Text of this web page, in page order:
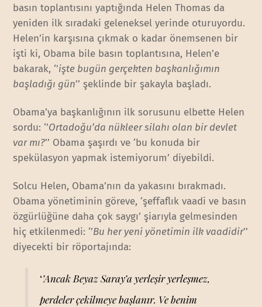
basın toplantısını yaptığında Helen Thomas da
yeniden ilk sıradaki geleneksel yerinde oturuyordu.
Helen’in karşısına çıkmak o kadar önemsenen bir
işti ki, Obama bile basın toplantısına, Helen’e
bakarak, ‘’işte bugün gerçekten başkanlığımın
başladığı gün’’ şeklinde bir şakayla başladı.
Obama’ya başkanlığının ilk sorusunu elbette Helen
sordu: ‘’Ortadoğu’da nükleer silahı olan bir devlet
var mı?’’ Obama şaşırdı ve ‘bu konuda bir
spekülasyon yapmak istemiyorum’ diyebildi.
Solcu Helen, Obama’nın da yakasını bırakmadı.
Obama yönetiminin göreve, ‘şeffaflık vaadi ve basın
özgürlüğüne daha çok saygı’ şiarıyla gelmesinden
hiç etkilenmedi: ‘’Bu her yeni yönetimin ilk vaadidir’’
diyecekti bir röportajında:
‘’Ancak Beyaz Saray’a yerleşir yerleşmez,
perdeler çekilmeye başlanır. Ve benim